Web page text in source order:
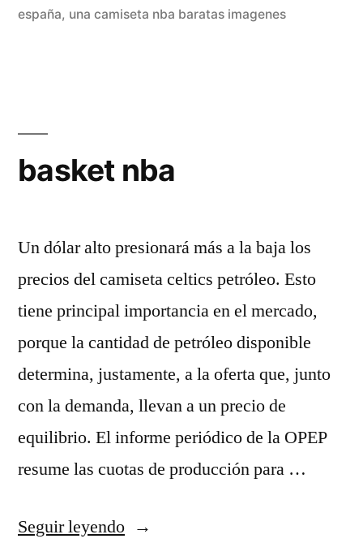
españa, una camiseta nba baratas imagenes
basket nba
Un dólar alto presionará más a la baja los
precios del camiseta celtics petróleo. Esto
tiene principal importancia en el mercado,
porque la cantidad de petróleo disponible
determina, justamente, a la oferta que, junto
con la demanda, llevan a un precio de
equilibrio. El informe periódico de la OPEP
resume las cuotas de producción para …
Seguir leyendo«basket